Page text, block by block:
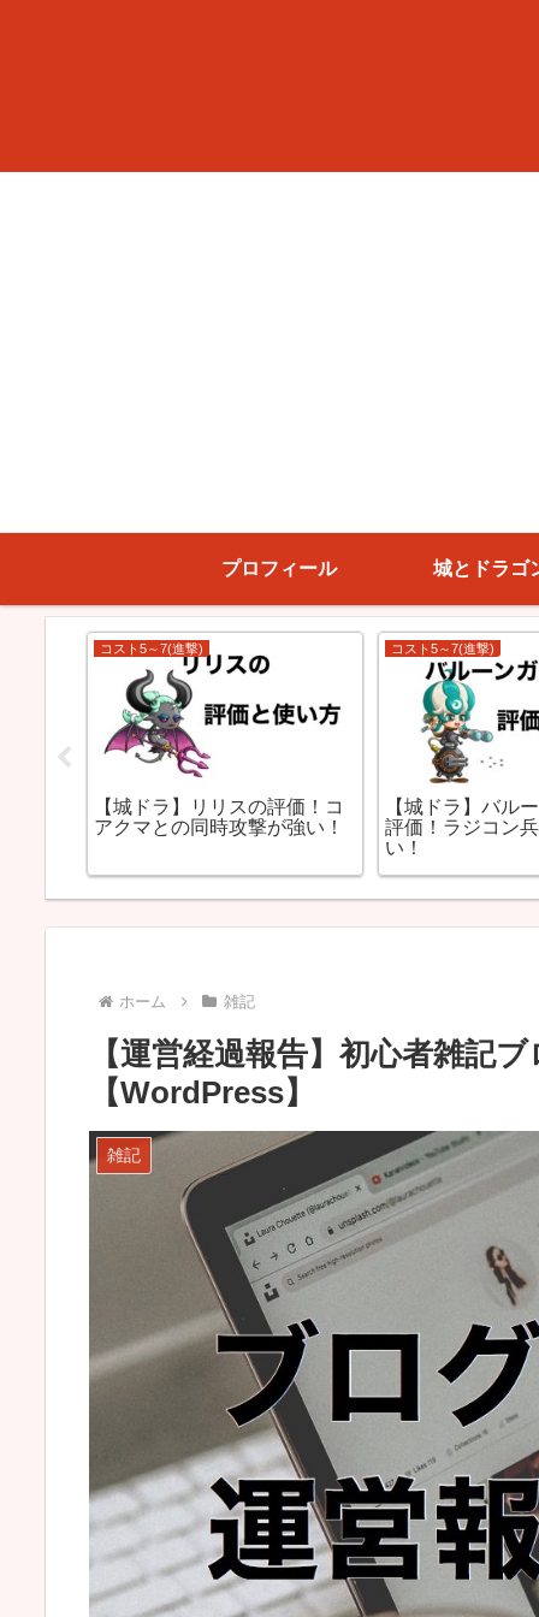
プロフィール 城とドラゴ
コスト5～7(進撃)
【城ドラ】リリスの評価！コ
アクマとの同時攻撃が強い！
コスト5～7(進撃)
【城ドラ】バル
評価！ラジコン
い！
ホーム 雑記
【運営経過報告】初心者雑記
【WordPress】
雑記